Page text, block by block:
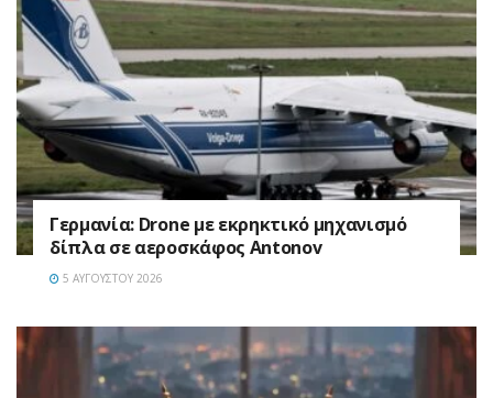
Γερμανία: Drone με εκρηκτικό μηχανισμό
δίπλα σε αεροσκάφος Antonov
5 ΑΥΓΟΎΣΤΟΥ 2026